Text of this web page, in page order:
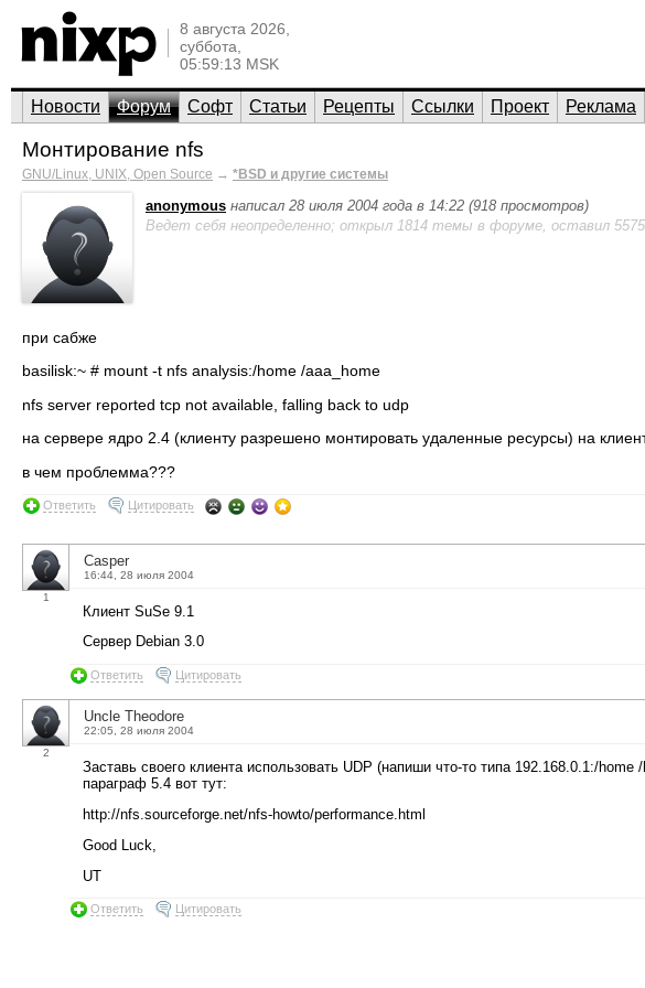
8 августа 2026,
суббота,
05:59:13 MSK
Новости Форум Софт Статьи Рецепты Ссылки Проект Реклама
Монтирование nfs
GNU/Linux, UNIX, Open Source → *BSD и другие системы
anonymous написал 28 июля 2004 года в 14:22 (918 просмотров)
Ведет себя неопределенно; открыл 1814 темы в форуме, оставил
при сабже
basilisk:~ # mount -t nfs analysis:/home /aaa_home
nfs server reported tcp not available, falling back to udp
на сервере ядро 2.4 (клиенту разрешено монтировать удаленные ресурсы) на
в чем проблемма???
Ответить Цитировать
1
Casper
16:44, 28 июля 2004
Клиент SuSe 9.1
Сервер Debian 3.0
Ответить Цитировать
2
Uncle Theodore
22:05, 28 июля 2004
Заставь своего клиента использовать UDP (напиши что-то типа 192.168.0.1:/
параграф 5.4 вот тут:
http://nfs.sourceforge.net/nfs-howto/performance.html
Good Luck,
UT
Ответить Цитировать